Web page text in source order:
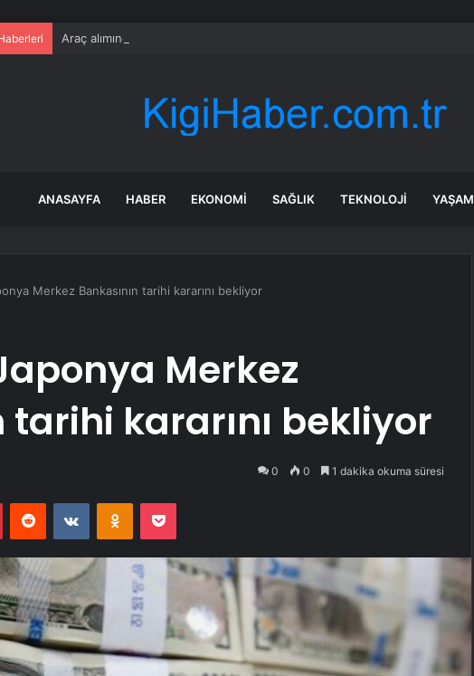
Araç alımında ÖTV düzenlemesi: Vatandaşlar bayilere akın etti
ANASAYFA HABER EKONOMI SAĞLIK TEKNOLOJI YAŞAM
Merkez Bankasının tarihi kararını bekliyor
Merkez
tarihi kararını bekliyor
0 0 1 dakika okuma süresi
PinterestReddit VKontakteOdnoklassniki
Pocket